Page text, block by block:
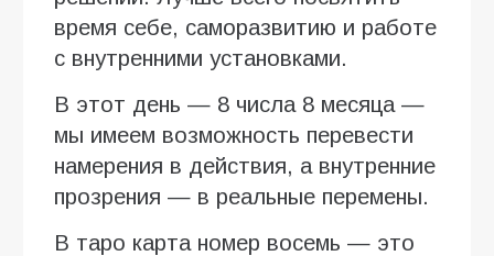
время себе, саморазвитию и работе
с внутренними установками.
В этот день — 8 числа 8 месяца —
мы имеем возможность перевести
намерения в действия, а внутренние
прозрения — в реальные перемены.
В таро карта номер восемь — это